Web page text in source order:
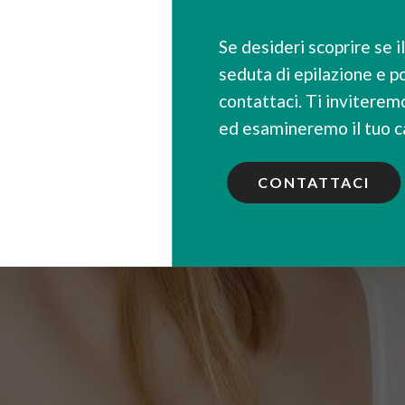
Se desideri scoprire se
seduta di epilazione e
contattaci. Ti
ed esamineremo il tuo
CONTATTACI